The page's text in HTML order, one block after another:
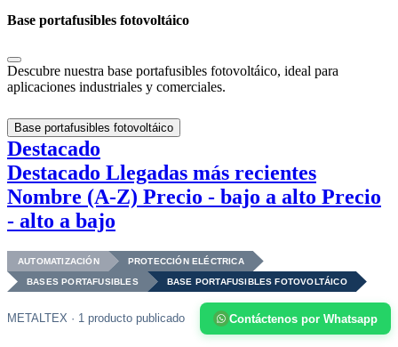
Base portafusibles fotovoltáico
Descubre nuestra base portafusibles fotovoltáico, ideal para
aplicaciones industriales y comerciales.
Base portafusibles fotovoltáico
Destacado
Destacado Llegadas más recientes
Nombre (A-Z) Precio - bajo a alto Precio
- alto a bajo
AUTOMATIZACIÓN PROTECCIÓN ELÉCTRICA
BASES PORTAFUSIBLES BASE PORTAFUSIBLES FOTOVOLTÁICO
METALTEX · 1 producto publicado Contáctenos por Whatsapp